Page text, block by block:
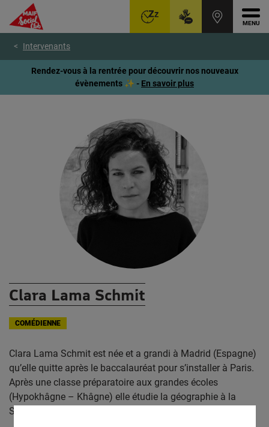
contenu
page
Intervenants
Rendez-vous à la rentrée pour découvrir nos nouveaux
évènements ✨ - En savoir plus
Clara Lama Schmit
COMÉDIENNE
Clara Lama Schmit est née et a grandi à Madrid (Espagne)
qu’elle quitte après le baccalauréat pour s’installer à Paris.
Après une classe préparatoire aux grandes écoles
(Hypokhâgne – Khâgne) elle étudie la géographie à la
Sorbonne (Paris IV) puis le théâtre aux Cours Florent.